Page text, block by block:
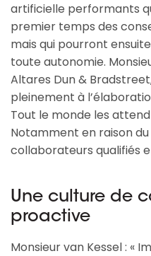
artificielle performants
premier temps des
mais qui pourront
toute autonomie.
Altares Dun &
pleinement à
Tout le monde les
Notamment en raison
collaborateurs qualifiés
Une culture de
proactive
Monsieur van Kessel : «